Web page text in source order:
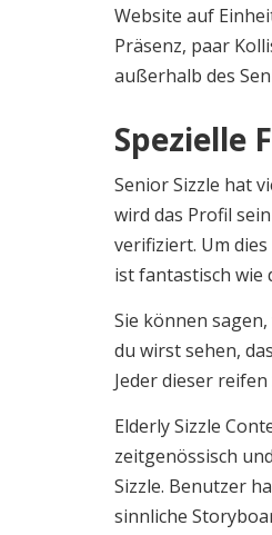
Website auf
Präsenz, paar
außerhalb des
Spezielle
Senior Sizzle hat
wird das Profil
verifiziert. Um
ist fantastisch wie
Sie können
du wirst sehen,
Jeder dieser
Elderly Sizzle
zeitgenössisch
Sizzle. Benutzer
sinnliche